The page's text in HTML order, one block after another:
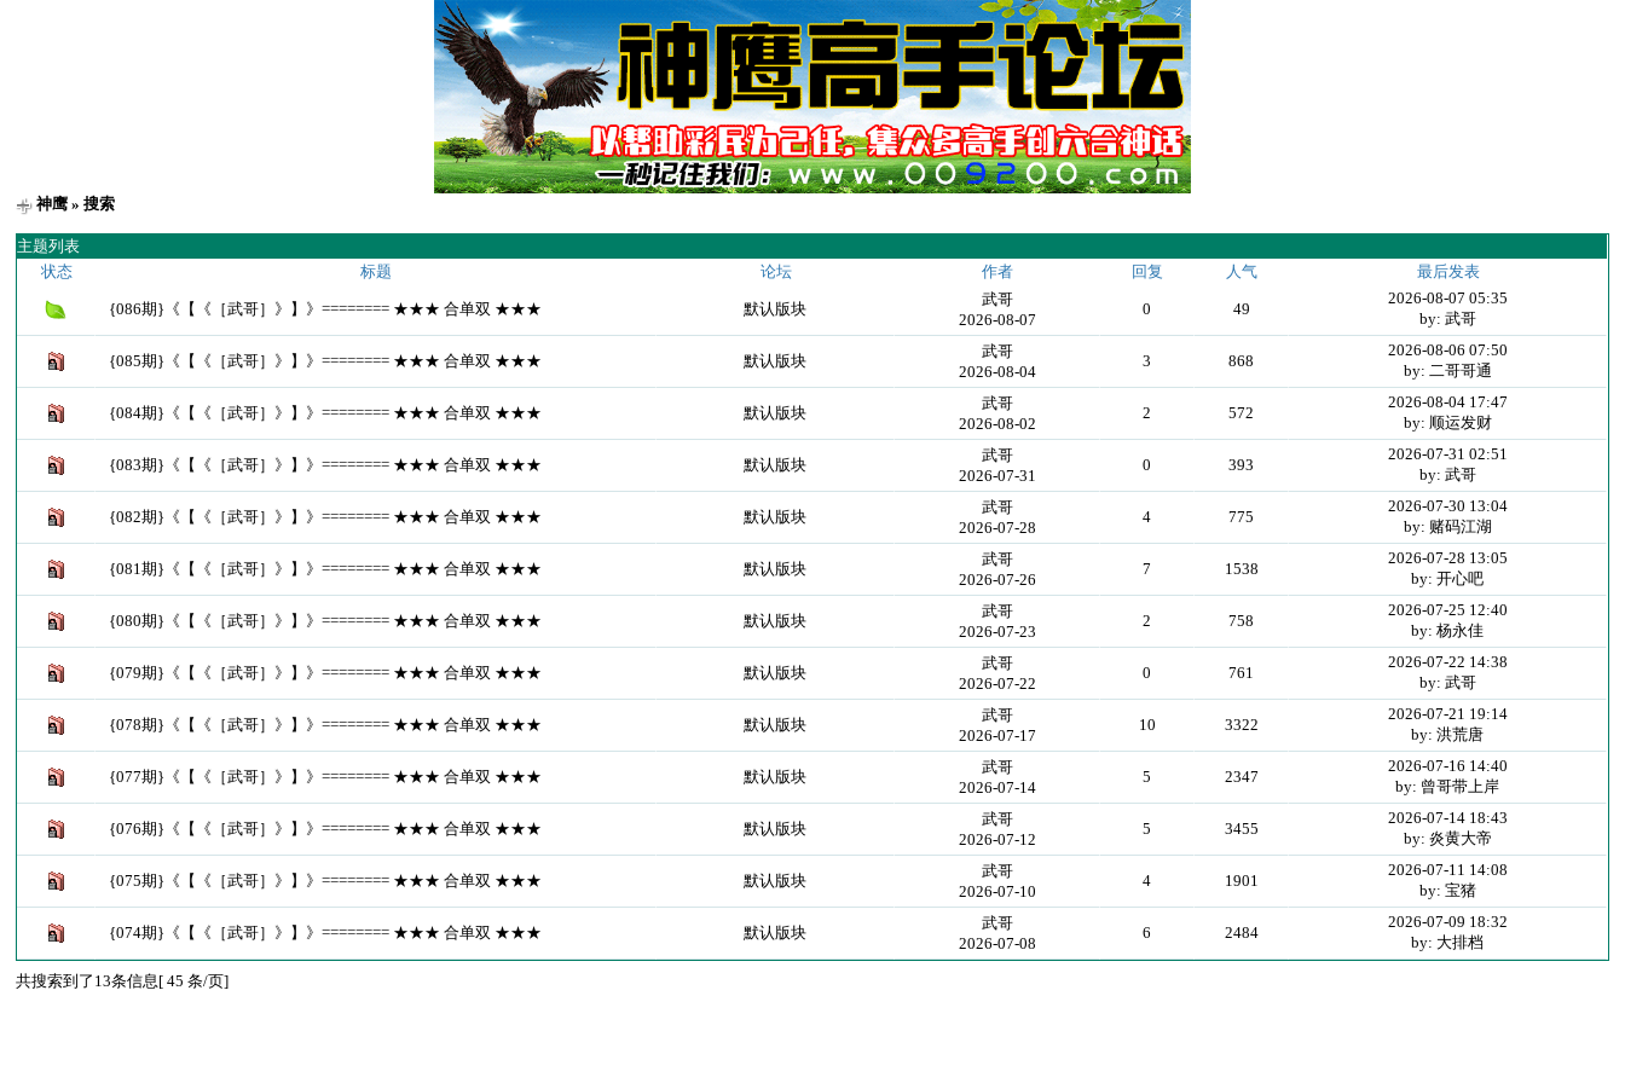
神鹰 » 搜索
主题列表
状态
标题 论坛 作者 回复 人气 最后发表
{086期}《【《［武哥］》】》======== ★★★ 合单双 ★★★ 默认版块
武哥
2026-08-07
0 49
2026-08-07 05:35
by: 武哥
{085期}《【《［武哥］》】》======== ★★★ 合单双 ★★★ 默认版块
武哥
2026-08-04
3 868
2026-08-06 07:50
by: 二哥哥通
{084期}《【《［武哥］》】》======== ★★★ 合单双 ★★★ 默认版块
武哥
2026-08-02
2 572
2026-08-04 17:47
by: 顺运发财
{083期}《【《［武哥］》】》======== ★★★ 合单双 ★★★ 默认版块
武哥
2026-07-31
0 393
2026-07-31 02:51
by: 武哥
{082期}《【《［武哥］》】》======== ★★★ 合单双 ★★★ 默认版块
武哥
2026-07-28
4 775
2026-07-30 13:04
by: 赌码江湖
{081期}《【《［武哥］》】》======== ★★★ 合单双 ★★★ 默认版块
武哥
2026-07-26
7 1538
2026-07-28 13:05
by: 开心吧
{080期}《【《［武哥］》】》======== ★★★ 合单双 ★★★ 默认版块
武哥
2026-07-23
2 758
2026-07-25 12:40
by: 杨永佳
{079期}《【《［武哥］》】》======== ★★★ 合单双 ★★★ 默认版块
武哥
2026-07-22
0 761
2026-07-22 14:38
by: 武哥
{078期}《【《［武哥］》】》======== ★★★ 合单双 ★★★ 默认版块
武哥
2026-07-17
10 3322
2026-07-21 19:14
by: 洪荒唐
{077期}《【《［武哥］》】》======== ★★★ 合单双 ★★★ 默认版块
武哥
2026-07-14
5 2347
2026-07-16 14:40
by: 曾哥带上岸
{076期}《【《［武哥］》】》======== ★★★ 合单双 ★★★ 默认版块
武哥
2026-07-12
5 3455
2026-07-14 18:43
by: 炎黄大帝
{075期}《【《［武哥］》】》======== ★★★ 合单双 ★★★ 默认版块
武哥
2026-07-10
4 1901
2026-07-11 14:08
by: 宝猪
{074期}《【《［武哥］》】》======== ★★★ 合单双 ★★★ 默认版块
武哥
2026-07-08
6 2484
2026-07-09 18:32
by: 大排档
共搜索到了13条信息[ 45 条/页]